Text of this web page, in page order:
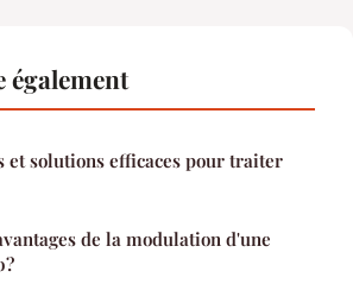
et solutions efficaces pour traiter
de la modulation d'une
?